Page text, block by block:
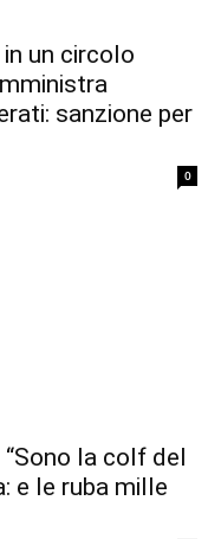
un circolo
sanzione per
0
la colf del
e le ruba mille